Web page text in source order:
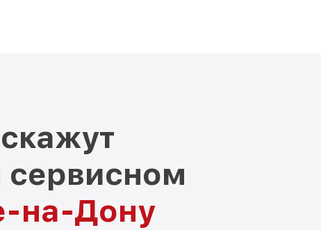
на-Дону